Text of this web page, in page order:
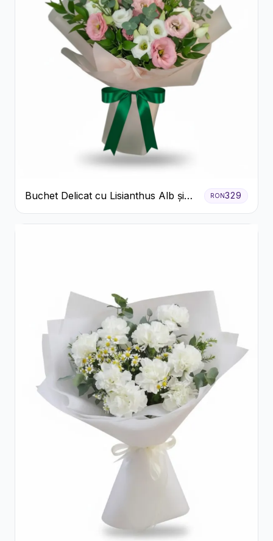
Buchet Delicat cu Lisianthus Alb și
Roz
RON329